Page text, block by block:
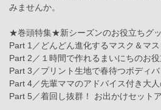
みませんか。
★巻頭特集★新シーズンのお役立ちグ
Part 1／どんどん進化するマスク＆マ
Part 2／１時間で作れるまいにちのお
Part 3／プリント生地で春待つボディ
Part 4／先輩ママのアドバイス付き大
Part 5／着回し抜群！ お出かけセット